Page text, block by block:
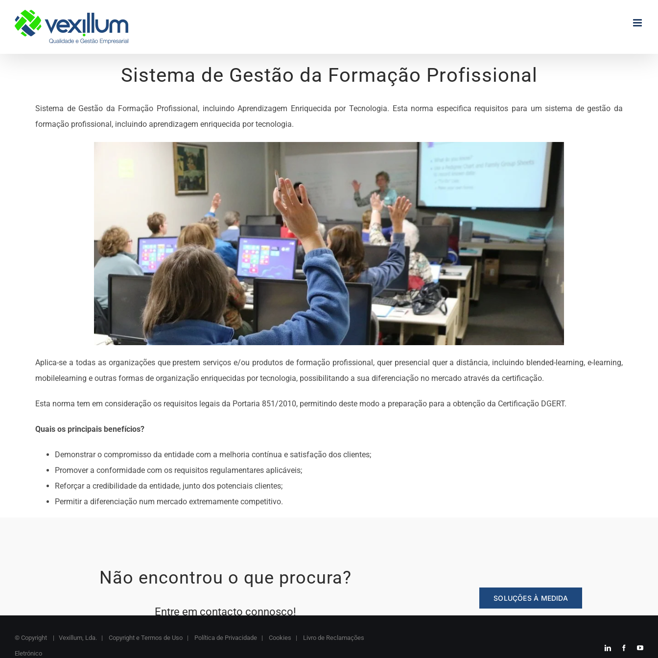
content
Sistema de Gestão da Formação Profissional
Sistema de Gestão da Formação Profissional, incluindo Aprendizagem Enriquecida por Tecnologia. Esta norma especifica requisitos para um sistema de gestão da
formação profissional, incluindo aprendizagem enriquecida por tecnologia.
Aplica-se a todas as organizações que prestem serviços e/ou produtos de formação profissional, quer presencial quer a distância, incluindo blended-learning, e-learning,
mobilelearning e outras formas de organização enriquecidas por tecnologia, possibilitando a sua diferenciação no mercado através da certificação.
Esta norma tem em consideração os requisitos legais da Portaria 851/2010, permitindo deste modo a preparação para a obtenção da Certificação DGERT.
Quais os principais benefícios?
Demonstrar o compromisso da entidade com a melhoria contínua e satisfação dos clientes;
Promover a conformidade com os requisitos regulamentares aplicáveis;
Reforçar a credibilidade da entidade, junto dos potenciais clientes;
Permitir a diferenciação num mercado extremamente competitivo.
Não encontrou o que procura?
Entre em contacto connosco!
SOLUÇÕES À MEDIDA
© Copyright | Vexillum, Lda. | Copyright e Termos de Uso | Política de Privacidade | Cookies | Livro de Reclamações
Eletrónico
LinkedInFacebook